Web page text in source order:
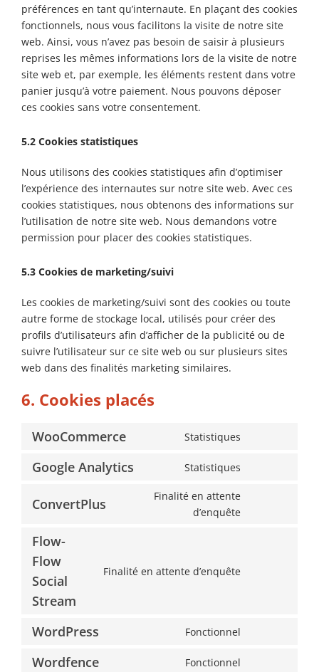
préférences en tant qu’internaute. En plaçant des cookies
fonctionnels, nous vous facilitons la visite de notre site
web. Ainsi, vous n’avez pas besoin de saisir à plusieurs
reprises les mêmes informations lors de la visite de notre
site web et, par exemple, les éléments restent dans votre
panier jusqu’à votre paiement. Nous pouvons déposer
ces cookies sans votre consentement.
5.2 Cookies statistiques
Nous utilisons des cookies statistiques afin d’optimiser
l’expérience des internautes sur notre site web. Avec ces
cookies statistiques, nous obtenons des informations sur
l’utilisation de notre site web. Nous demandons votre
permission pour placer des cookies statistiques.
5.3 Cookies de marketing/suivi
Les cookies de marketing/suivi sont des cookies ou toute
autre forme de stockage local, utilisés pour créer des
profils d’utilisateurs afin d’afficher de la publicité ou de
suivre l’utilisateur sur ce site web ou sur plusieurs sites
web dans des finalités marketing similaires.
6. Cookies placés
WooCommerce Statistiques
Google Analytics Statistiques
ConvertPlus
Finalité en attente
d’enquête
Flow-
Flow
Social
Stream
Finalité en attente d’enquête
WordPress Fonctionnel
Wordfence Fonctionnel